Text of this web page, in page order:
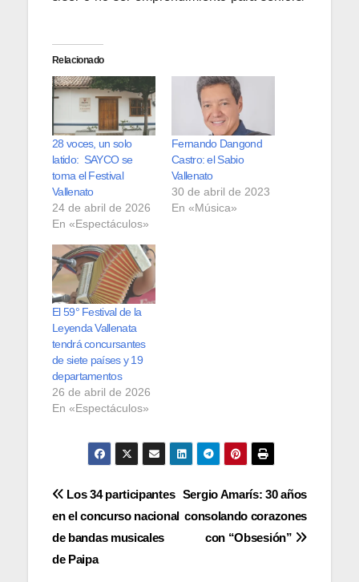
Relacionado
28 voces, un solo
latido: SAYCO se
toma el Festival
Vallenato
24 de abril de 2026
En «Espectáculos»
Fernando Dangond
Castro: el Sabio
Vallenato
30 de abril de 2023
En «Música»
El 59° Festival de la
Leyenda Vallenata
tendrá concursantes
de siete países y 19
departamentos
26 de abril de 2026
En «Espectáculos»
Navegación
de
entradas
Sergio Amarís: 30 años
consolando corazones
con “Obsesión”
Los 34 participantes
en el concurso nacional
de bandas musicales
de Paipa